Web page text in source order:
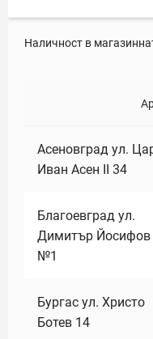
Наличност в
Асеновград ул.
Иван Асен II 34
Благоевград ул.
Димитър Йосифов
№1
Бургас ул. Христо
Ботев 14